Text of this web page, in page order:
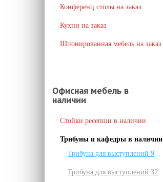
Конференц столы на заказ
Кухни на заказ
Шпонированная мебель на заказ
Офисная мебель в
наличии
Стойки ресепшн в наличии
Трибуны и кафедры в наличии
Трибуна для выступлений 9
Трибуна для выступлений 32